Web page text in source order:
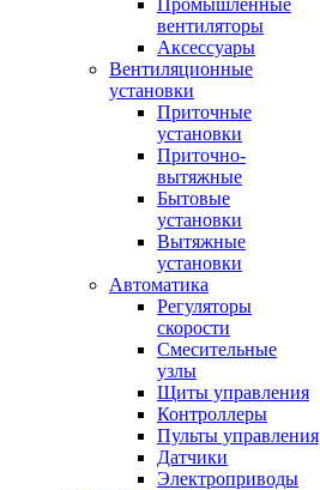
Промышленные
вентиляторы
Аксессуары
Вентиляционные
установки
Приточные
установки
Приточно-
вытяжные
Бытовые
установки
Вытяжные
установки
Автоматика
Регуляторы
скорости
Смесительные
узлы
Щиты управления
Контроллеры
Пульты управления
Датчики
Электроприводы